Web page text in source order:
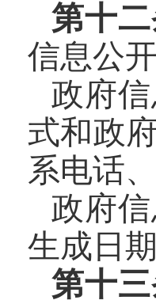
第十
信息公
政府
式和政
系电话
政府
生成日
第十